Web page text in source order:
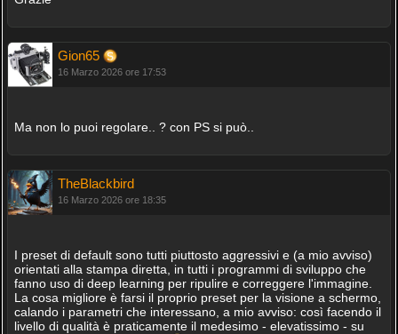
Gion65
16 Marzo 2026 ore 17:53
Ma non lo puoi regolare.. ? con PS si può..
TheBlackbird
16 Marzo 2026 ore 18:35
I preset di default sono tutti piuttosto aggressivi e (a mio avviso)
orientati alla stampa diretta, in tutti i programmi di sviluppo che
fanno uso di deep learning per ripulire e correggere l'immagine.
La cosa migliore è farsi il proprio preset per la visione a schermo,
calando i parametri che interessano, a mio avviso: così facendo il
livello di qualità è praticamente il medesimo - elevatissimo - su